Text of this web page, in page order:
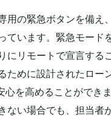
用の緊急ボタンを備え
ています。緊急モード
にリモートで宣言する
ために設計されたロー
心を高めることができ
ない場合でも、担当者